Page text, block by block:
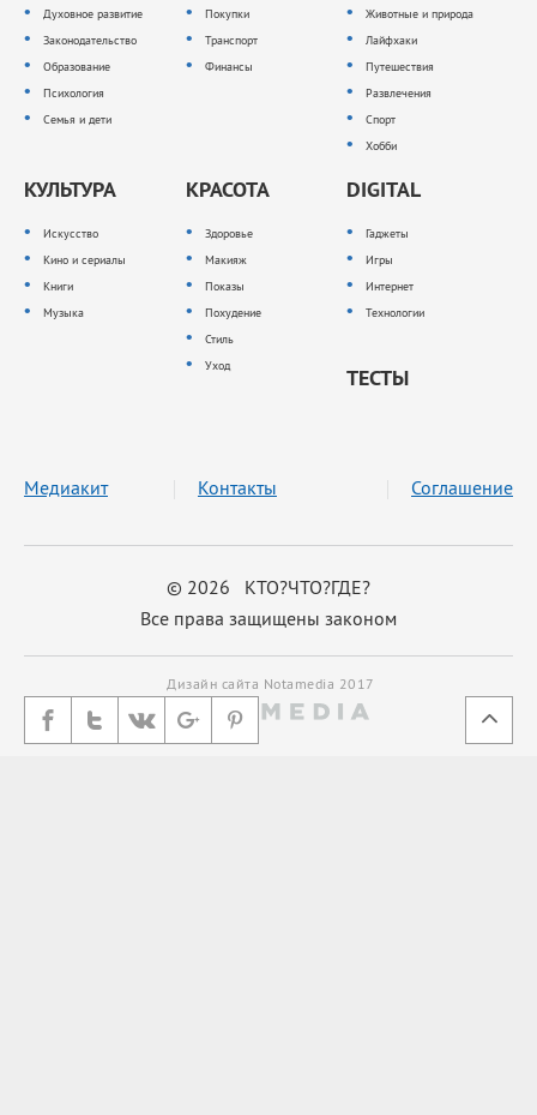
Духовное развитие
Законодательство
Образование
Психология
Семья и дети
Покупки
Транспорт
Финансы
Животные и природа
Лайфхаки
Путешествия
Развлечения
Спорт
Хобби
КУЛЬТУРА
Искусство
Кино и сериалы
Книги
Музыка
КРАСОТА
Здоровье
Макияж
Показы
Похудение
Стиль
Уход
DIGITAL
Гаджеты
Игры
Интернет
Технологии
ТЕСТЫ
© 2026 КТО?ЧТО?ГДЕ?
Все права защищены законом
Медиакит Контакты Соглашение
Дизайн сайта Notamedia 2017